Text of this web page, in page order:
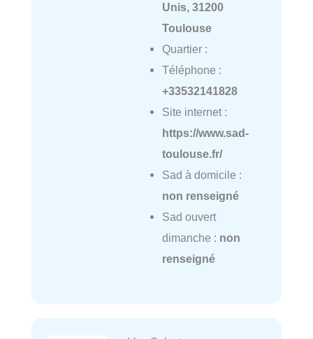
Unis, 31200
Toulouse
Quartier :
Téléphone :
+33532141828
Site internet :
https://www.sad-
toulouse.fr/
Sad à domicile :
non renseigné
Sad ouvert
dimanche : non
renseigné